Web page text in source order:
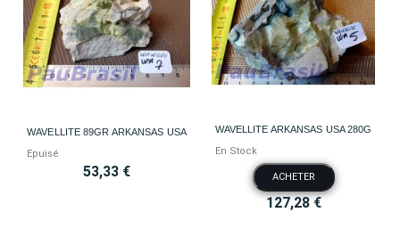
WAVELLITE 89GR ARKANSAS USA
Epuisé
53,33 €
WAVELLITE ARKANSAS USA 280G
En Stock
ACHETER
127,28 €